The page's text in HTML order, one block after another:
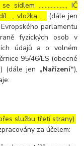
sídlem ………………, IČ
…, vložka ….. (dále jen
parlamentu
fyzických osob v
údajů a o volném
95/46/ES (obecné
(dále jen „Nařízení“),
službu třetí strany).
za účelem: